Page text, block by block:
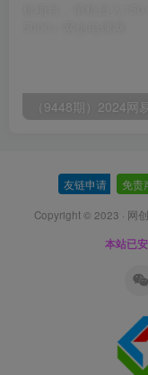
友链申请 免责
Copyright © 2023 · 网
本站已